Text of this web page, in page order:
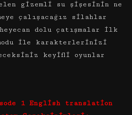
gizemli su şişesinin ne
çalışacağız silahlar
dolu çatışmalar ilk
ile karakterlerinizi
keyifli oyunlar
1 English translation